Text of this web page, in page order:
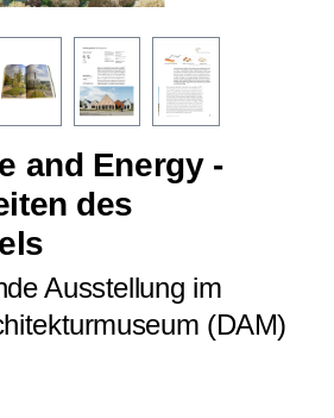
and Energy -
des
Ausstellung im
(DAM)